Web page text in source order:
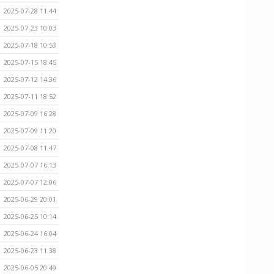
2025-07-28 11:44
2025-07-23 10:03
2025-07-18 10:53
2025-07-15 18:45
2025-07-12 14:36
2025-07-11 18:52
2025-07-09 16:28
2025-07-09 11:20
2025-07-08 11:47
2025-07-07 16:13
2025-07-07 12:06
2025-06-29 20:01
2025-06-25 10:14
2025-06-24 16:04
2025-06-23 11:38
2025-06-05 20:49